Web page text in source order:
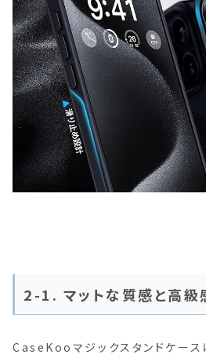
2-1. マットな質感と高級
CaseKooマジックスタンドケース